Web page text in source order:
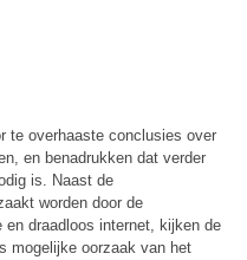
te overhaaste conclusies over
en benadrukken dat verder
is. Naast de
worden door de
draadloos internet, kijken de
mogelijke oorzaak van het